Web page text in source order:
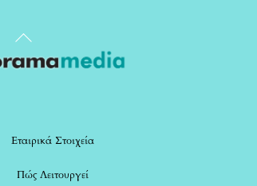
Back
To
Εταιρικά Στοιχεία
Πώς Λειτουργεί